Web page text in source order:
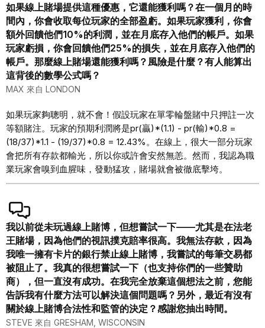
如果線上賭場提供這種優惠，它還能獲利嗎？在一個月的時
間內，你會收取每位玩家的全部盈虧。如果玩家獲利，你會
額外回饋他們10%的利潤，並在月底存入他們的帳戶。如果
玩家虧損，你會回饋他們25%的損失，並在月底存入他們的
帳戶。那麼線上賭場還能獲利嗎？風險是什麼？有人能算出
這背後的數學公式嗎？
MAX 來自 LONDON
如果玩家夠聰明，就不會！假設玩家在單零輪盤賭中只押註一次
等額賭注。玩家的預期利潤將是pr(贏)*(1.1) - pr(輸)*0.8 =
(18/37)*1.1 - (19/37)*0.8 = 12.43%。在線上，很大一部分玩家
會把所有存款都輸光，所以你或許會安然無恙。然而，我認為職
業玩家會嗅到血腥味，發動猛攻，賭場就會被徹底擊垮。
我以前從未玩過線上賭博，但想嘗試一下——尤其是在法老
王賭場，因為他們的視訊撲克賠率很高。我無法存款，因為
我唯一擁有卡片的銀行禁止線上賭博，我嘗試的每筆交易都
被阻止了。我真的很想嘗試一下（也支持你們的一些贊助
商），但一直沒有成功。在我完全放棄這個想法之前，您能
告訴我有什麼方法可以解決這個問題嗎？另外，最近有沒有
關於線上賭博合法性和監管的決定？感謝您抽出時間。
STEVE 來自 GRESHAM, WISCONSIN